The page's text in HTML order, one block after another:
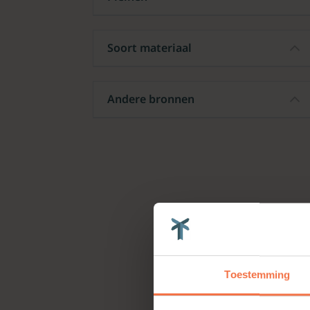
Toestemming
Soort materiaal
Andere bronnen